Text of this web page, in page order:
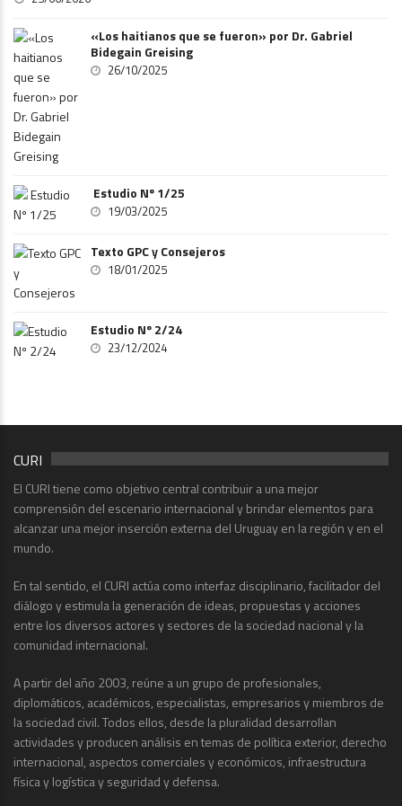
«Los haitianos que se fueron» por Dr. Gabriel
Bidegain Greising
26/10/2025
Estudio Nº 1/25
19/03/2025
Texto GPC y Consejeros
18/01/2025
Estudio Nº 2/24
23/12/2024
CURI
El CURI tiene como objetivo central contribuir a una mejor
comprensión del escenario internacional y brindar elementos para
alcanzar una mejor inserción externa del Uruguay en la región y en el
mundo.
En tal sentido, el CURI actúa como interfaz disciplinario, facilitador del
diálogo y estimula la generación de ideas, propuestas y acciones
entre los diversos actores y sectores de la sociedad nacional y la
comunidad internacional.
A partir del año 2003, reúne a un grupo de profesionales,
diplomáticos, académicos, especialistas, empresarios y miembros de
la sociedad civil. Todos ellos, desde la pluralidad desarrollan
actividades y producen análisis en temas de política exterior, derecho
internacional, aspectos comerciales y económicos, infraestructura
física y logística y seguridad y defensa.